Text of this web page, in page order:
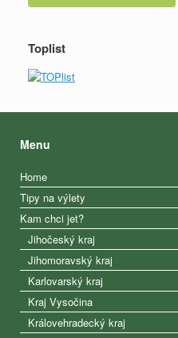
Toplist
Menu
Home
Tipy na výlety
Kam chci jet?
Jihočeský kraj
Jihomoravský kraj
Karlovarský kraj
Kraj Vysočina
Královehradecký kraj